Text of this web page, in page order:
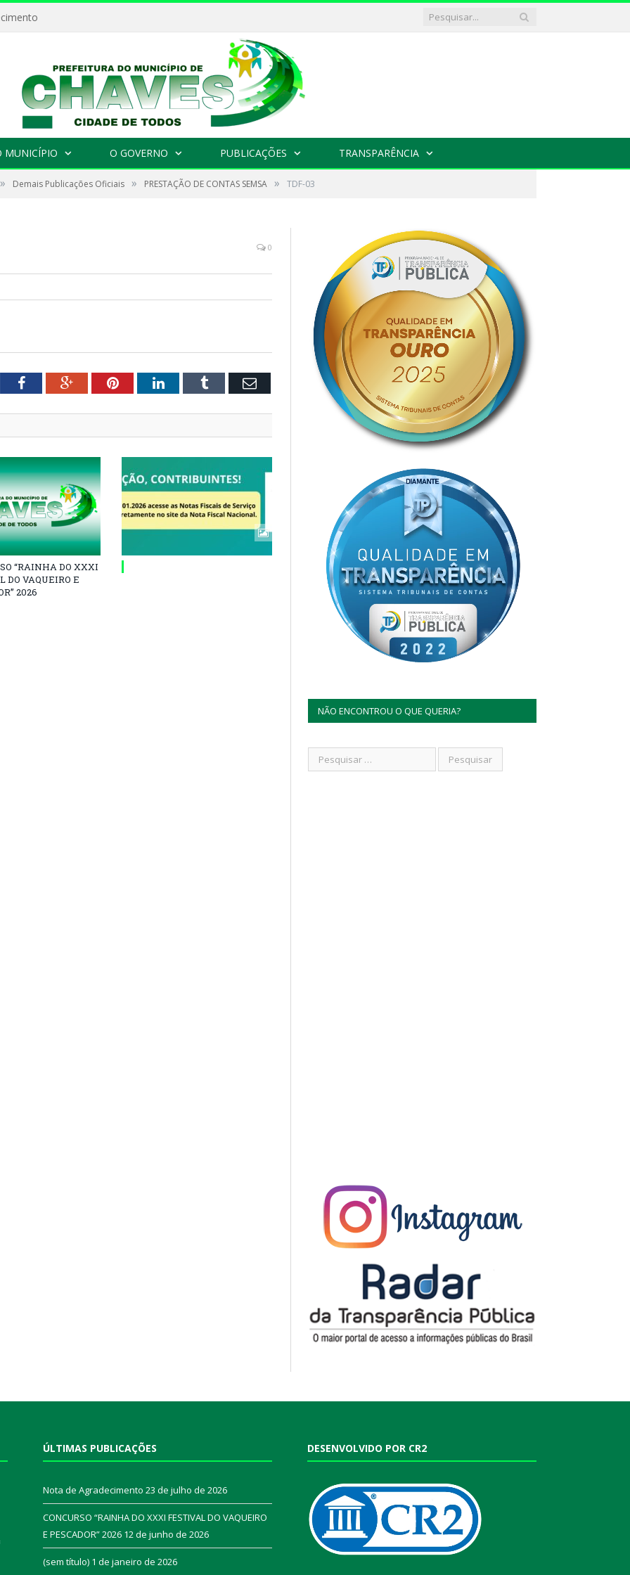
MUNICÍPIO O GOVERNO PUBLICAÇÕES TRANSPARÊNCIA
» Demais Publicações Oficiais » PRESTAÇÃO DE CONTAS SEMSA » TDF-03
0
FacebookGoogle+PinterestLinkedInTumblr Email
“RAINHA DO XXXI
DO VAQUEIRO E
2026
NÃO ENCONTROU O QUE QUERIA?
ÚLTIMAS PUBLICAÇÕES
Nota de Agradecimento 23 de julho de 2026
CONCURSO “RAINHA DO XXXI FESTIVAL DO VAQUEIRO
E PESCADOR” 2026 12 de junho de 2026
(sem título) 1 de janeiro de 2026
DESENVOLVIDO POR CR2